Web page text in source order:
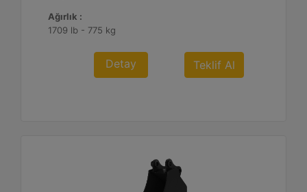
Ağırlık :
1709 lb - 775 kg
Detay Teklif Al